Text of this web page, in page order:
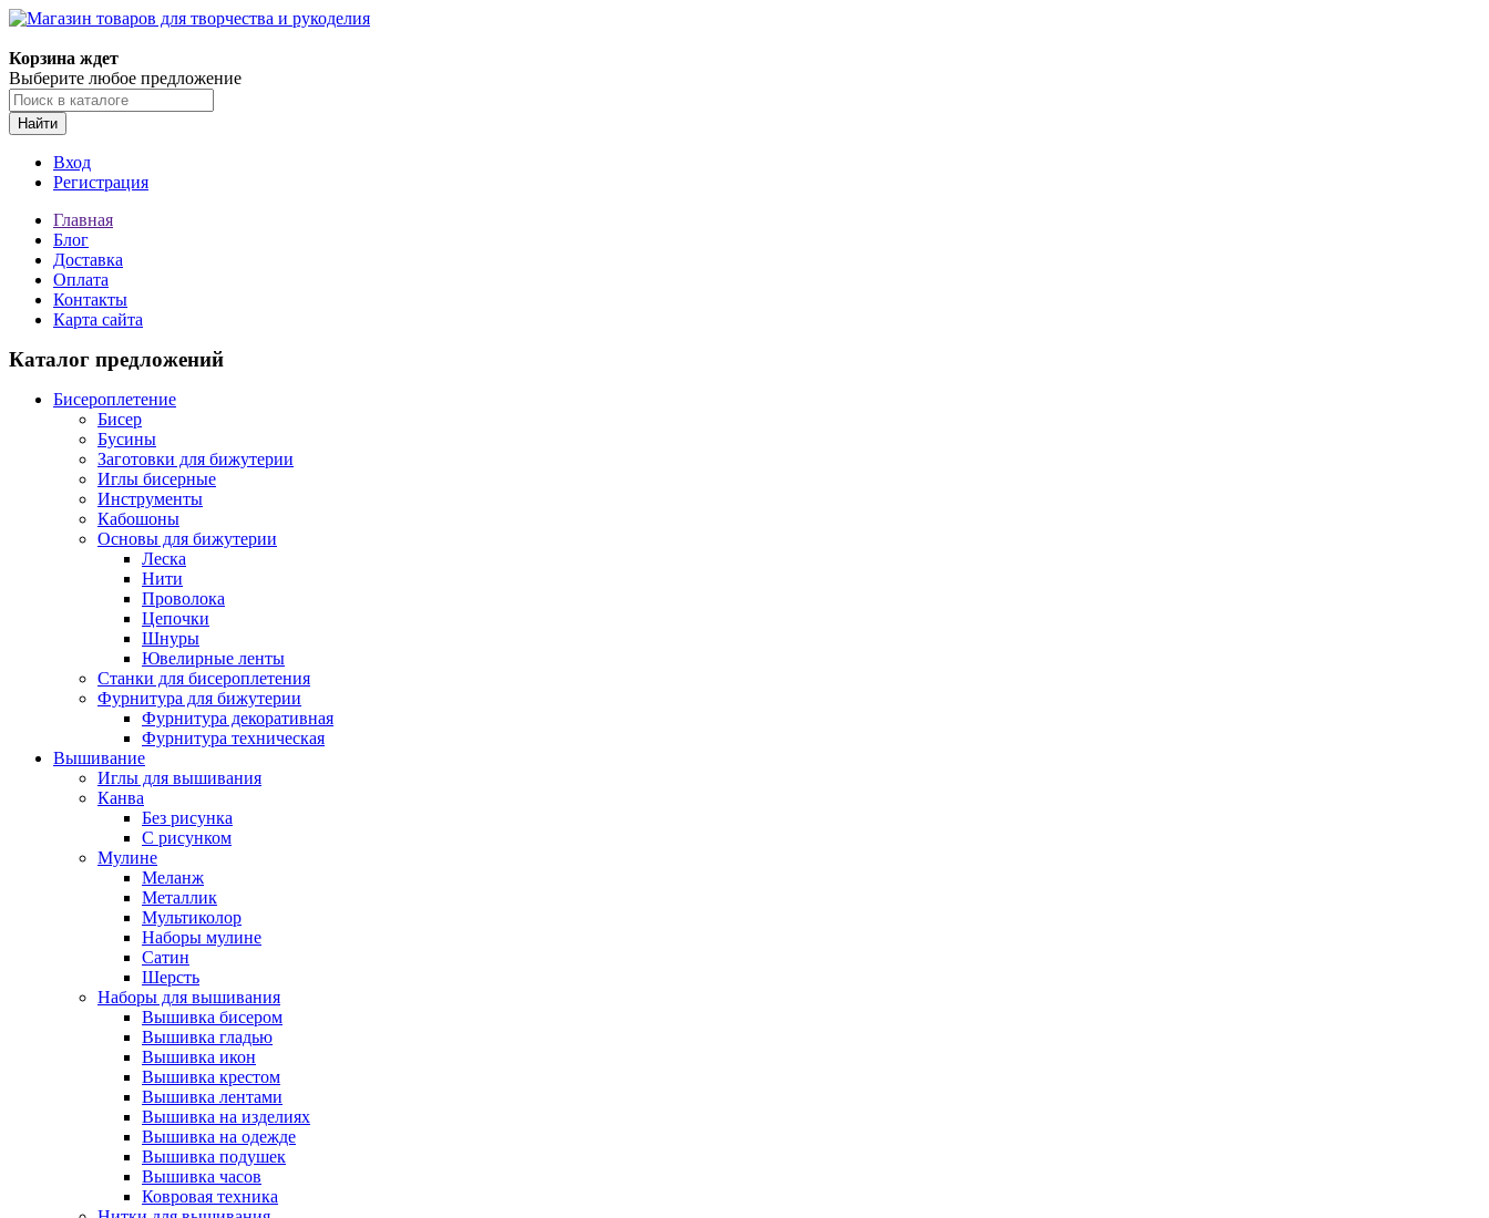
Корзина ждет
Выберите любое предложение
Найти
Вход
Регистрация
Главная
Блог
Доставка
Оплата
Контакты
Карта сайта
Каталог предложений
Бисероплетение
Бисер
Бусины
Заготовки для бижутерии
Иглы бисерные
Инструменты
Кабошоны
Основы для бижутерии
Леска
Нити
Проволока
Цепочки
Шнуры
Ювелирные ленты
Станки для бисероплетения
Фурнитура для бижутерии
Фурнитура декоративная
Фурнитура техническая
Вышивание
Иглы для вышивания
Канва
Без рисунка
С рисунком
Мулине
Меланж
Металлик
Мультиколор
Наборы мулине
Сатин
Шерсть
Наборы для вышивания
Вышивка бисером
Вышивка гладью
Вышивка икон
Вышивка крестом
Вышивка лентами
Вышивка на изделиях
Вышивка на одежде
Вышивка подушек
Вышивка часов
Ковровая техника